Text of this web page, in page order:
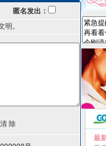
匿名发出：
明。
最